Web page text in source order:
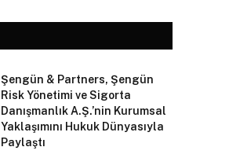
Şengün & Partners, Şengün
Risk Yönetimi ve Sigorta
Danışmanlık A.Ş.’nin Kurumsal
Yaklaşımını Hukuk Dünyasıyla
Paylaştı